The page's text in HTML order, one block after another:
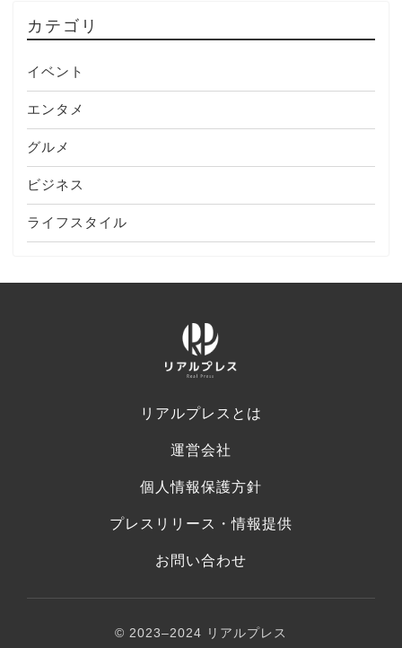
カテゴリ
イベント
エンタメ
グルメ
ビジネス
ライフスタイル
リアルプレスとは
運営会社
個人情報保護方針
プレスリリース・情報提供
お問い合わせ
© 2023–2024 リアルプレス